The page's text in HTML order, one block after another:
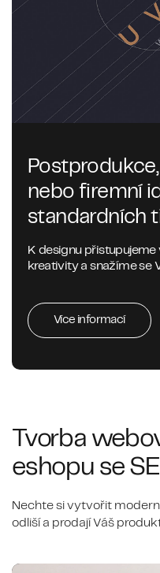
nebo firemní
standardních
K designu
kreativity a snažíme se
Více informací
Tvorba
eshopu se
Nechte si vytvořit
odliší a prodají Váš